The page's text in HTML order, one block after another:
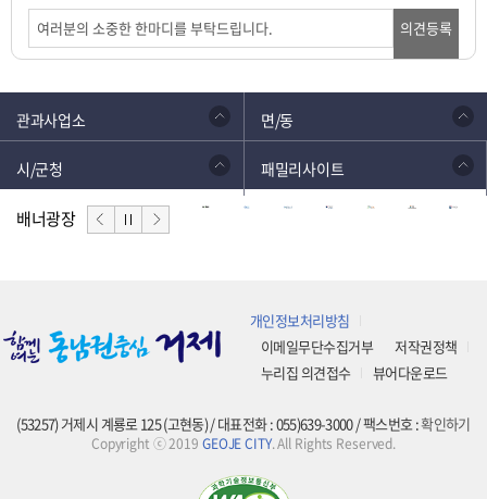
의견등록
관과사업소 면/동
시/군청 패밀리사이트
배너광장
개인정보처리방침
이메일무단수집거부
저작권정책
누리집 의견접수
뷰어다운로드
(53257) 거제시 계룡로 125 (고현동) / 대표전화 : 055)639-3000 / 팩스번호 :확인하기
Copyright ⓒ 2019 GEOJE CITY. All Rights Reserved.